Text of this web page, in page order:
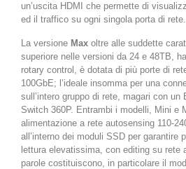
un’uscita HDMI che permette di
ed il traffico su ogni singola porta di rete.
La versione Max oltre alle suddette
superiore nelle versioni da 24 e 48TB,
rotary control, è dotata di più porte di
100GbE; l’ideale insomma per una
sull’intero gruppo di rete, magari con
Switch 360P. Entrambi i modelli, Mini e
alimentazione a rete autosensing 110-
all’interno dei moduli SSD per garantire
lettura elevatissima, con editing su rete
parole costituiscono, in particolare il